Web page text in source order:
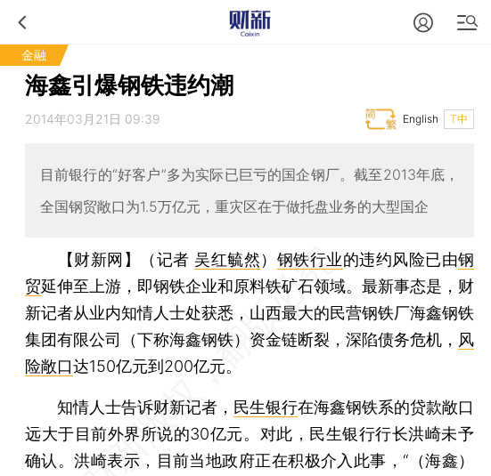
金融
海鑫引爆钢铁违约潮
2014年03月21日 09:39 T中
English
目前银行的“好客户”多为实际已巨亏的国企钢厂。截至2013年底，
全国钢贸敞口为1.5万亿元，重灾区在于做托盘业务的大型国企
【财新网】（记者 吴红毓然） 钢铁行业的违约风险已由钢
贸延伸至上游，即钢铁企业和原料铁矿石领域。最新事态是，财
新记者从业内知情人士处获悉，山西最大的民营钢铁厂海鑫钢铁
集团有限公司（下称海鑫钢铁）资金链断裂，深陷债务危机， 风
险敞口达150亿元到200亿元。
知情人士告诉财新记者， 民生银行在海鑫钢铁系的贷款敞口
远大于目前外界所说的30亿元。对此，民生银行行长洪崎未予
确认。洪崎表示，目前当地政府正在积极介入此事，“（海鑫）